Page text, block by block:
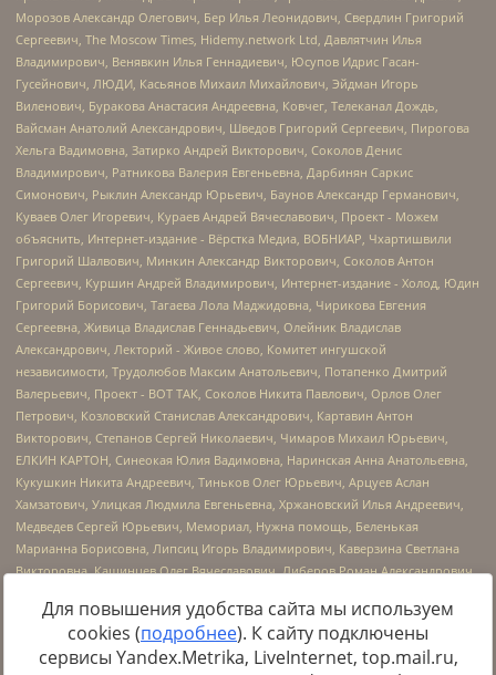
Источник:https://minjust.gov.ru/uploaded/files/reestr-
Для повышения удобства сайта мы используем
cookies (подробнее). К сайту подключены
сервисы Yandex.Metrika, LiveInternet, top.mail.ru,